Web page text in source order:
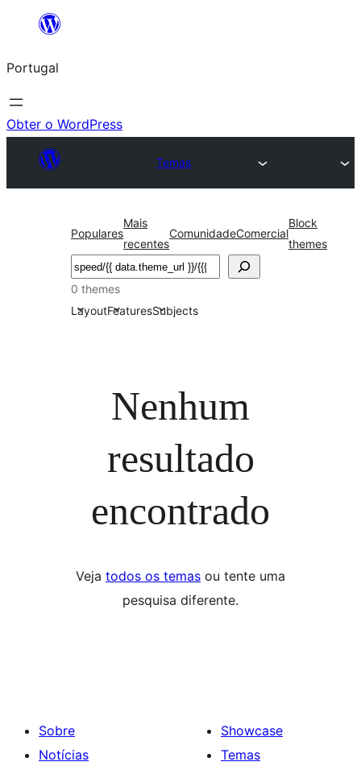
Saltar
o
conteúdo
Portugal
Obter o WordPress
Temas
Populares
Mais
recentes
ComunidadeComercial
Block
themes
Pesquisar
0 themes
LayoutFeaturesSubjects
Nenhum
resultado
encontrado
Veja todos os temas ou tente uma
pesquisa diferente.
Sobre
Notícias
Showcase
Temas